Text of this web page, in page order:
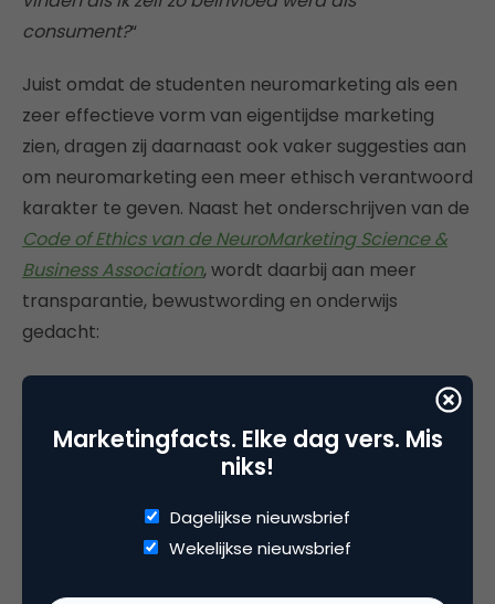
consument?“
Juist omdat de studenten neuromarketing als een
zeer effectieve vorm van eigentijdse marketing
zien, dragen zij daarnaast ook vaker suggesties aan
om neuromarketing een meer ethisch verantwoord
karakter te geven. Naast het onderschrijven van de
Code of Ethics van de NeuroMarketing Science &
Business Association, wordt daarbij aan meer
transparantie, bewustwording en onderwijs
gedacht:
Bedrijven die gebruik maken van neuromarketing,
zouden dat bijvoorbeeld kunnen melden op hun
eigen website, aan de Consumentenbond of een
vergelijkbare consumentenbelangenorganisatie
Marketingfacts. Elke dag vers. Mis
niks!
Dagelijkse nieuwsbrief
Wekelijkse nieuwsbrief